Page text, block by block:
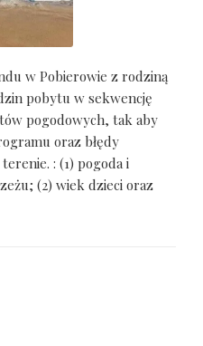
w Pobierowie z rodziną
pobytu w sekwencję
pogodowych, tak aby
oraz błędy
: (1) pogoda i
(2) wiek dzieci oraz